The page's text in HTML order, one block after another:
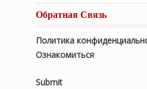
Обратная Связь
Политика
Ознакомиться
Submit